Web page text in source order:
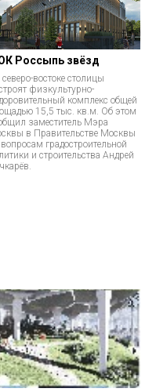
Россыпь звёзд
востоке столицы
физкультурно-
комплекс общей
15,5 тыс. кв.м. Об этом
заместитель Мэра
в Правительстве Москвы
градостроительной
и строительства Андрей